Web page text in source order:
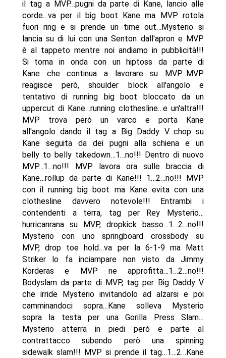
il tag a MVP…pugni da parte di Kane, lancio alle
corde…va per il big boot Kane ma MVP rotola
fuori ring e si prende un time out…Mysterio si
lancia su di lui con una Senton dall'apron e MVP
è al tappeto mentre noi andiamo in pubblicità!!!
Si torna in onda con un hiptoss da parte di
Kane che continua a lavorare su MVP…MVP
reagisce però, shoulder block all'angolo e
tentativo di running big boot bloccato da un
uppercut di Kane…running clothesline…e un'altra!!!
MVP trova però un varco e porta Kane
all'angolo dando il tag a Big Daddy V…chop su
Kane seguita da dei pugni alla schiena e un
belly to belly takedown…1…no!!! Dentro di nuovo
MVP…1…no!!! MVP lavora ora sulle braccia di
Kane…rollup da parte di Kane!!! 1…2…no!!! MVP
con il running big boot ma Kane evita con una
clothesline davvero notevole!!! Entrambi i
contendenti a terra, tag per Rey Mysterio…
hurricanrana su MVP, dropkick basso…1…2…no!!!
Mysterio con uno springboard crossbody su
MVP, drop toe hold…va per la 6-1-9 ma Matt
Striker lo fa inciampare non visto da Jimmy
Korderas e MVP ne approfitta…1…2…no!!!
Bodyslam da parte di MVP, tag per Big Daddy V
che irride Mysterio invitandolo ad alzarsi e poi
camminandoci sopra…Kane solleva Mysterio
sopra la testa per una Gorilla Press Slam…
Mysterio atterra in piedi però e parte al
contrattacco subendo però una spinning
sidewalk slam!!! MVP si prende il tag…1…2…Kane